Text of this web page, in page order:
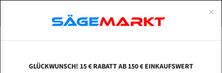
ABOUTS
ENGLISH
×
GLÜCKWUNSCH! 15 € RABATT AB 150 € EINKAUFSWERT